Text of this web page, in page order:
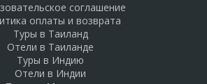
соглашение
оплаты и возврата
Туры в Таиланд
Отели в Таиланде
Туры в Индию
Отели в Индии